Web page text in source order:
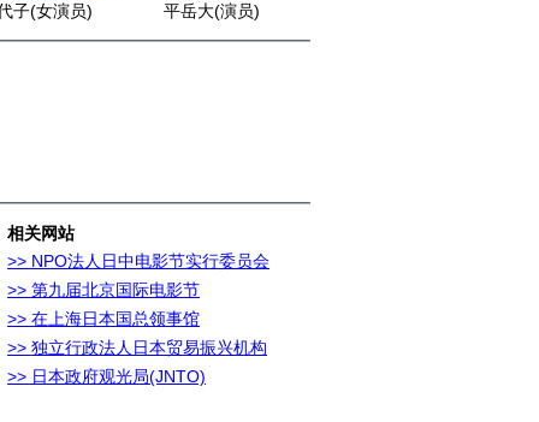
子(女演员) 平岳大(演员)
相关网站
>> NPO法人日中电影节实行委员会
>> 第九届北京国际电影节
>> 在上海日本国总领事馆
>> 独立行政法人日本贸易振兴机构
>> 日本政府观光局(JNTO)